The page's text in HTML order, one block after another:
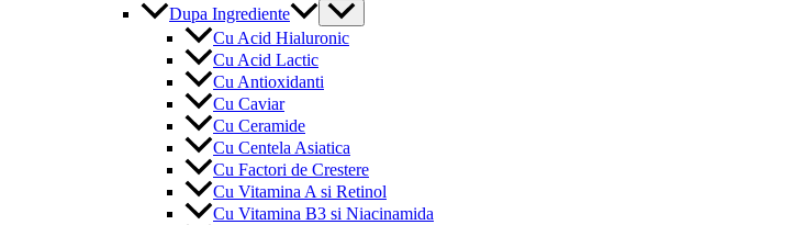
Dupa Ingrediente
Menu
Toggle
Cu Acid Hialuronic
Cu Acid Lactic
Cu Antioxidanti
Cu Caviar
Cu Ceramide
Cu Centela Asiatica
Cu Factori de Crestere
Cu Vitamina A si Retinol
Cu Vitamina B3 si Niacinamida